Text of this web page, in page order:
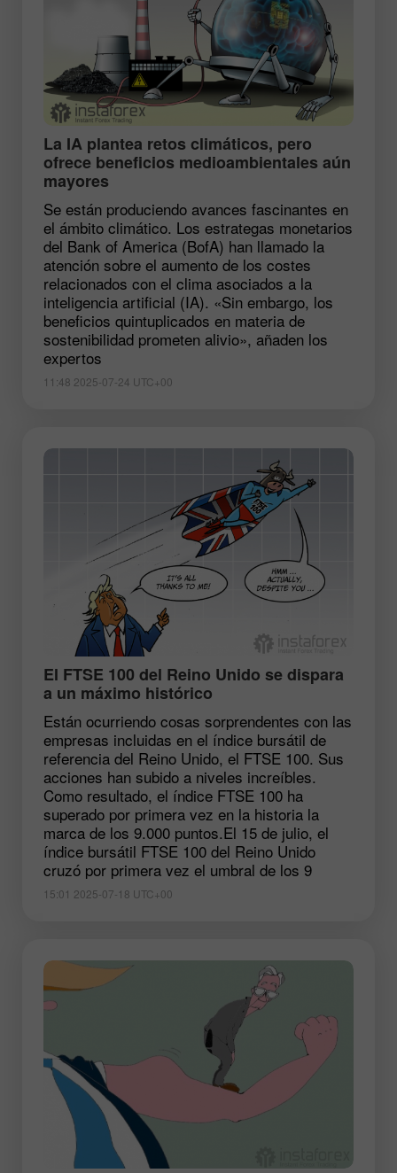
La IA plantea retos climáticos, pero
ofrece beneficios medioambientales aún
mayores
Se están produciendo avances fascinantes en
el ámbito climático. Los estrategas monetarios
del Bank of America (BofA) han llamado la
atención sobre el aumento de los costes
relacionados con el clima asociados a la
inteligencia artificial (IA). «Sin embargo, los
beneficios quintuplicados en materia de
sostenibilidad prometen alivio», añaden los
expertos
11:48 2025-07-24 UTC+00
​El FTSE 100 del Reino Unido se dispara
a un máximo histórico
Están ocurriendo cosas sorprendentes con las
empresas incluidas en el índice bursátil de
referencia del Reino Unido, el FTSE 100. Sus
acciones han subido a niveles increíbles.
Como resultado, el índice FTSE 100 ha
superado por primera vez en la historia la
marca de los 9.000 puntos.El 15 de julio, el
índice bursátil FTSE 100 del Reino Unido
cruzó por primera vez el umbral de los 9
15:01 2025-07-18 UTC+00